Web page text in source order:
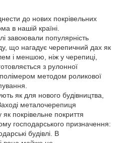
до нових покрівельних
в нашій країні.
завоювали популярність
що нагадує черепичний дах як
і меншою, ніж у черепиці,
з рулонної
полімером методом роликової
як для нового будівництва,
металочерепиця
покрівельне покриття
господарського призначення:
будівлі. В